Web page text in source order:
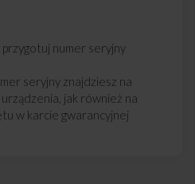
przygotuj numer seryjny
seryjny znajdziesz na
jak również na
w karcie gwarancyjnej